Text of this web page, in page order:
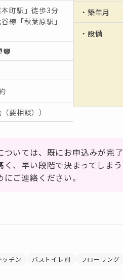
町駅」徒歩3分
線「秋葉原駅」
要相談））
・築年月
・設備
ついては、既にお申込みが完
、早い段階で決まってしま
ご連絡ください。
ッチン バストイレ別 フローリング